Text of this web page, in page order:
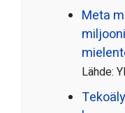
Meta
Lähde: